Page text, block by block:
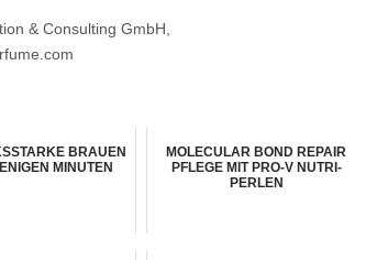
& Consulting GmbH,
BRAUEN
MINUTEN
MOLECULAR BOND REPAIR
PFLEGE MIT PRO-V NUTRI-
PERLEN